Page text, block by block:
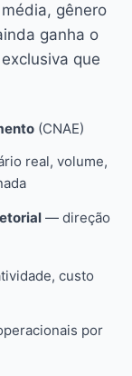
gênero
ganha o
que
(CNAE)
real, volume,
— direção
custo
por